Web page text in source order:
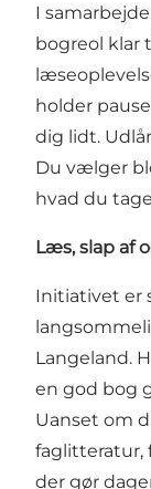
I
bogreol klar
holder
dig lidt.
Du vælger
hvad du
Læs, slap af
Initiativet er
Langeland.
en god bog
Uanset om
faglitteratur,
der gør